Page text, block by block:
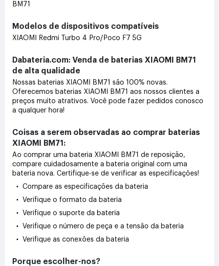
BM71
Modelos de dispositivos compatíveis
XIAOMI Redmi Turbo 4 Pro/Poco F7 5G
Dabateria.com: Venda de baterias XIAOMI BM71
de alta qualidade
Nossas baterias XIAOMI BM71 são 100% novas.
Oferecemos baterias XIAOMI BM71 aos nossos clientes a
preços muito atrativos. Você pode fazer pedidos conosco
a qualquer hora!
Coisas a serem observadas ao comprar baterias
XIAOMI BM71:
Ao comprar uma bateria XIAOMI BM71 de reposição,
compare cuidadosamente a bateria original com uma
bateria nova. Certifique-se de verificar as especificações!
• Compare as especificações da bateria
• Verifique o formato da bateria
• Verifique o suporte da bateria
• Verifique o número de peça e a tensão da bateria
• Verifique as conexões da bateria
Porque escolher-nos?